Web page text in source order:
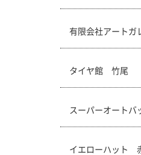
有限会社アートガ
タイヤ館 竹尾
スーパーオート
イエローハット